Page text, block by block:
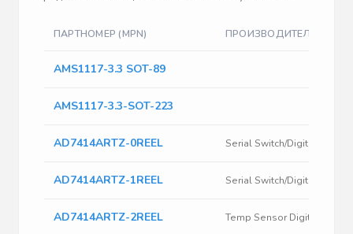
ПАРТНОМЕР (MPN) ПРОИЗВОДИТЕЛЬ
AMS1117-3.3 SOT-89
AMS1117-3.3-SOT-223
AD7414ARTZ-0REEL
AD7414ARTZ-1REEL
AD7414ARTZ-2REEL